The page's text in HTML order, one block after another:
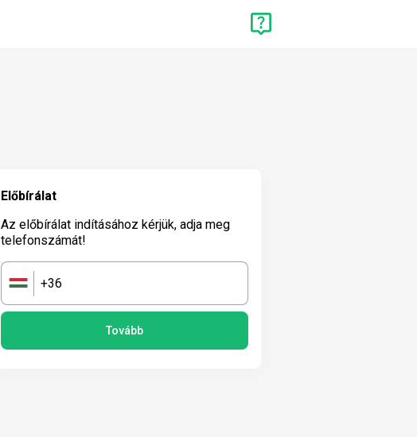
Előbírálat
Az előbírálat indításához kérjük, adja meg
telefonszámát!
🇭🇺 +36
Tovább